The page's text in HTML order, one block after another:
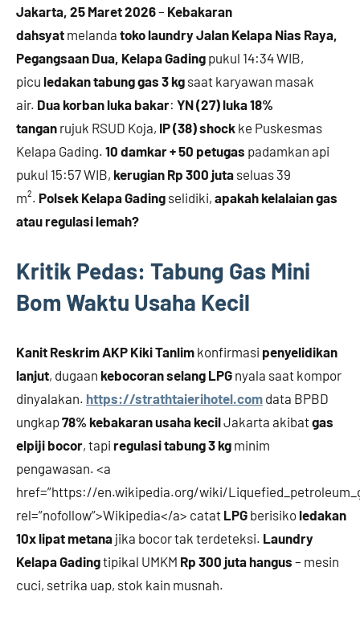
Jakarta, 25 Maret 2026– Kebakaran
dahsyat melanda toko laundry Jalan Kelapa Nias Raya,
Pegangsaan Dua, Kelapa Gading pukul 14:34 WIB,
picu ledakan tabung gas 3 kg saat karyawan masak
air. Dua korban luka bakar: YN (27) luka 18%
tangan rujuk RSUD Koja, IP (38) shock ke Puskesmas
Kelapa Gading. 10 damkar + 50 petugas padamkan api
pukul 15:57 WIB, kerugian Rp 300 juta seluas 39
m². Polsek Kelapa Gading selidiki, apakah kelalaian gas
atau regulasi lemah?
Kritik Pedas: Tabung Gas Mini
Bom Waktu Usaha Kecil
Kanit Reskrim AKP Kiki Tanlim konfirmasi penyelidikan
lanjut, dugaan kebocoran selang LPG nyala saat kompor
dinyalakan. https://strathtaierihotel.com data BPBD
ungkap78% kebakaran usaha kecilJakarta akibatgas
elpiji bocor, tapi regulasi tabung 3 kg minim
pengawasan. <a
href=”https://en.wikipedia.org/wiki/
rel=”nofollow”>Wikipedia</a> catat LPG berisikoledakan
10x lipat metana jika bocor tak terdeteksi. Laundry
Kelapa Gadingtipikal UMKM Rp 300 juta hangus – mesin
cuci, setrika uap, stok kain musnah.